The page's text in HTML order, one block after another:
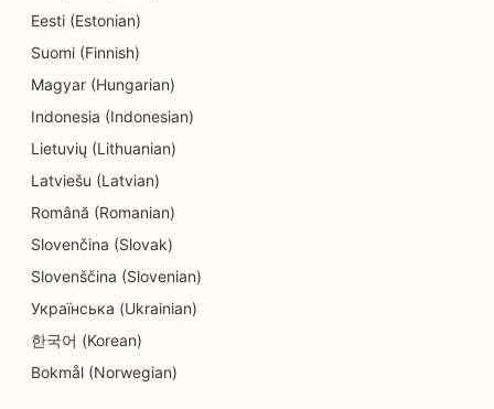
SEO pre strojárske firmy
SEO pre endodontistov
SEO pre zábavu a rekreáciu
SEO pre únikové miestnosti
EO pre etnické reštaurácie
SEO pre služby faceliftu
SEO pre rodinné reštaurácie
SEO pre finančných plánovačov
Eesti (Estonian)
Suomi (Finnish)
Magyar (Hungarian)
Indonesia (Indonesian)
Lietuvių (Lithuanian)
Latviešu (Latvian)
Română (Romanian)
Slovenčina (Slovak)
Slovenščina (Slovenian)
Українська (Ukrainian)
한국어 (Korean)
Bokmål (Norwegian)